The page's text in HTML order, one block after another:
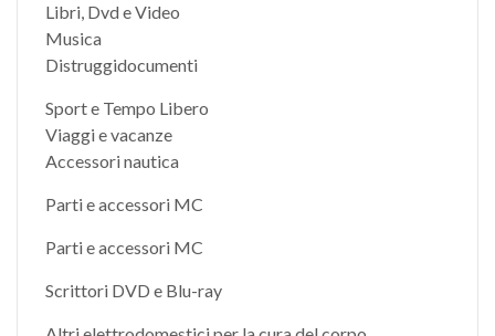
Libri, Dvd e Video
Musica
Distruggidocumenti
Sport e Tempo Libero
Viaggi e vacanze
Accessori nautica
Parti e accessori MC
Parti e accessori MC
Scrittori DVD e Blu-ray